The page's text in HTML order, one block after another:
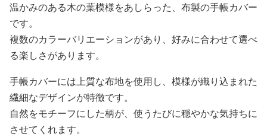
温かみのある木の葉模様をあしらった、布製の手帳カバー
です。
複数のカラーバリエーションがあり、好みに合わせて選べ
る楽しさがあります。
手帳カバーには上質な布地を使用し、模様が織り込まれた
繊細なデザインが特徴です。
自然をモチーフにした柄が、使うたびに穏やかな気持ちに
させてくれます。